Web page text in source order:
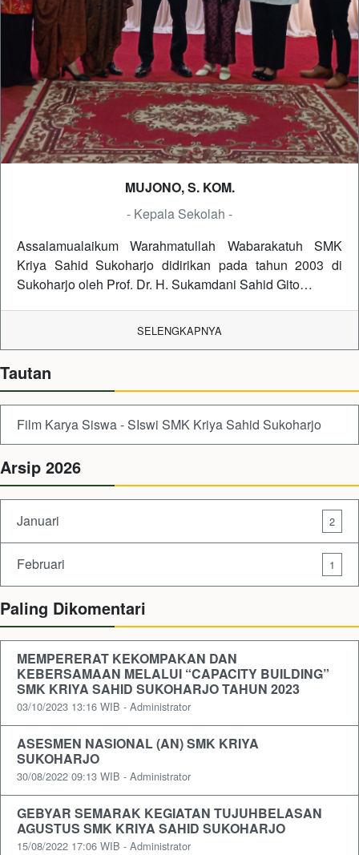
MUJONO, S. KOM.
- Kepala Sekolah -
Assalamualaikum Warahmatullah Wabarakatuh SMK
Kriya Sahid Sukoharjo didirikan pada tahun 2003 di
Sukoharjo oleh Prof. Dr. H. Sukamdani Sahid Gito…
SELENGKAPNYA
Tautan
Film Karya Siswa - SIswi SMK Kriya Sahid Sukoharjo
Arsip 2026
Januari 2
Februari 1
Paling Dikomentari
MEMPERERAT KEKOMPAKAN DAN
KEBERSAMAAN MELALUI “CAPACITY BUILDING”
SMK KRIYA SAHID SUKOHARJO TAHUN 2023
03/10/2023 13:16 WIB - Administrator
ASESMEN NASIONAL (AN) SMK KRIYA
SUKOHARJO
30/08/2022 09:13 WIB - Administrator
GEBYAR SEMARAK KEGIATAN TUJUHBELASAN
AGUSTUS SMK KRIYA SAHID SUKOHARJO
15/08/2022 17:06 WIB - Administrator